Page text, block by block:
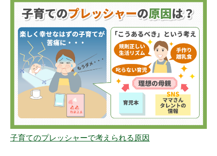
子育てのプレッシャーで考えられる原因